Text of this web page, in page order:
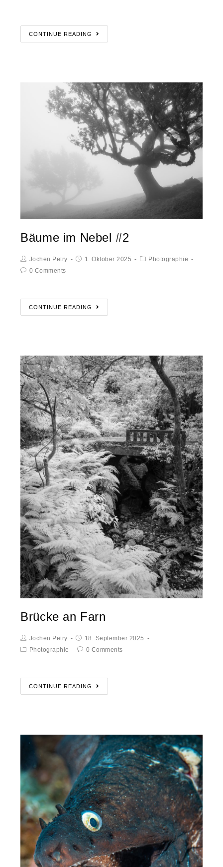
CONTINUE READING
Bäume im Nebel #2
Jochen Petry 1. Oktober 2025
Photographie
0 Comments
CONTINUE READING
Brücke an Farn
Jochen Petry
18. September 2025
Photographie
0 Comments
CONTINUE READING